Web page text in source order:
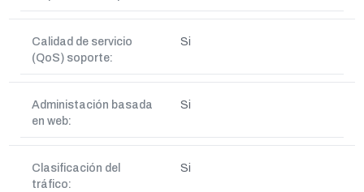
Calidad de servicio
(QoS) soporte:
Si
Administación basada
en web:
Si
Clasificación del
tráfico:
Si